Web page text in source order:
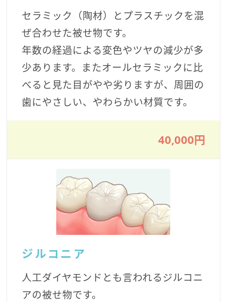
セラミック（陶材）とプラスチックを混
ぜ合わせた被せ物です。
年数の経過による変色やツヤの減少が多
少あります。またオールセラミックに比
べると見た目がやや劣りますが、周囲の
歯にやさしい、やわらかい材質です。
40,000円
ジルコニア
人工ダイヤモンドとも言われるジルコニ
アの被せ物です。